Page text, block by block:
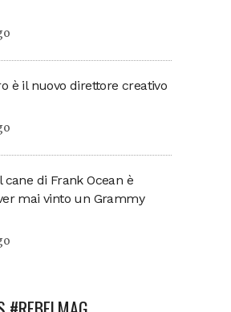
è il nuovo direttore creativo
cane di Frank Ocean è
mai vinto un Grammy